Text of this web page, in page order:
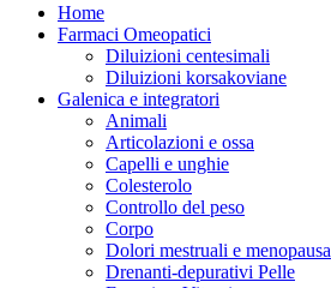
Home
Farmaci Omeopatici
Diluizioni centesimali
Diluizioni korsakoviane
Galenica e integratori
Animali
Articolazioni e ossa
Capelli e unghie
Colesterolo
Controllo del peso
Corpo
Dolori mestruali e menopausa
Drenanti-depurativi Pelle